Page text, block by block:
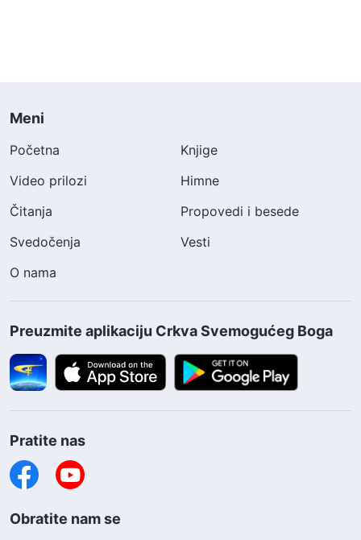
Meni
Početna
Knjige
Video prilozi
Himne
Čitanja
Propovedi i besede
Svedočenja
Vesti
O nama
Preuzmite aplikaciju Crkva Svemogućeg Boga
Pratite nas
Obratite nam se